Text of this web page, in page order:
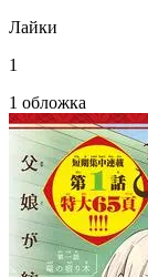
Лайки
1
1 обложка